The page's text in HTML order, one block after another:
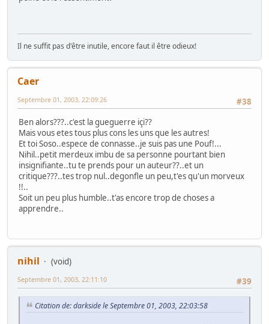
Il ne suffit pas d'être inutile, encore faut il être odieux!
Caer
#38
Septembre 01, 2003, 22:09:26
Ben alors???..c'est la gueguerre içi??
Mais vous etes tous plus cons les uns que les autres!
Et toi Soso..espece de connasse..je suis pas une Pouf!...
Nihil..petit merdeux imbu de sa personne pourtant bien
insignifiante..tu te prends pour un auteur??..et un
critique???..tes trop nul..degonfle un peu,t'es qu'un morveux
!!..
Soit un peu plus humble..t'as encore trop de choses a
apprendre..
nihil
(void)
#39
Septembre 01, 2003, 22:11:10
Citation de: darkside le Septembre 01, 2003, 22:03:58